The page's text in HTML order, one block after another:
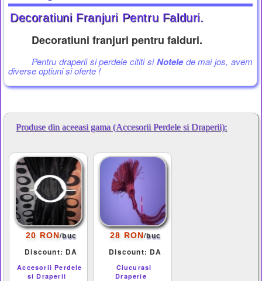
Decoratiuni Franjuri Pentru Falduri.
Decoratiuni franjuri pentru falduri.
Pentru draperii si perdele cititi siNotelede mai jos, avem
diverse optiuni si oferte !
Produse din aceeasi gama (Accesorii Perdele si Draperii):
20 RON/buc
Discount: DA
Accesorii Perdele
si Draperii
28 RON/buc
Discount: DA
Ciucurasi
Draperie